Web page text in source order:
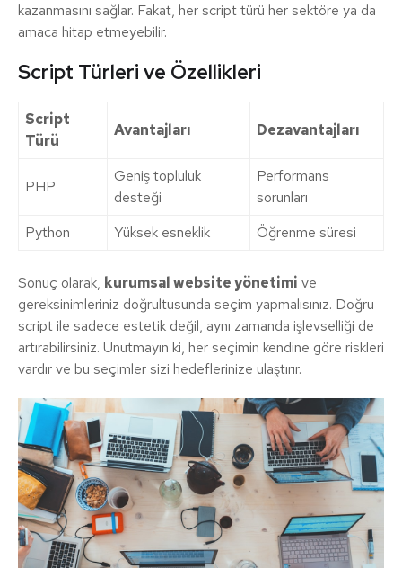
kazanmasını sağlar. Fakat, her script türü her sektöre ya da
amaca hitap etmeyebilir.
Script Türleri ve Özellikleri
Script
Türü
Avantajları Dezavantajları
PHP
Geniş topluluk
desteği
Performans
sorunları
Python
Yüksek esneklik Öğrenme süresi
Sonuç olarak, kurumsal website yönetimi ve
gereksinimleriniz doğrultusunda seçim yapmalısınız. Doğru
script ile sadece estetik değil, aynı zamanda işlevselliği de
artırabilirsiniz. Unutmayın ki, her seçimin kendine göre riskleri
vardır ve bu seçimler sizi hedeflerinize ulaştırır.